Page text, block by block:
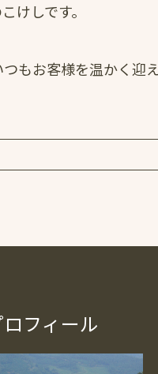
けしです。
もお客様を温かく迎
フィール